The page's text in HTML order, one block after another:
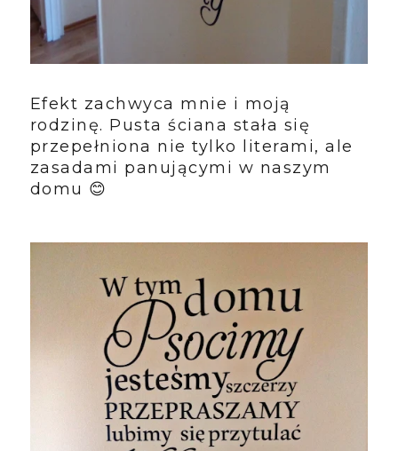
Efekt zachwyca mnie i moją
rodzinę. Pusta ściana stała się
przepełniona nie tylko literami, ale
zasadami panującymi w naszym
domu 😊